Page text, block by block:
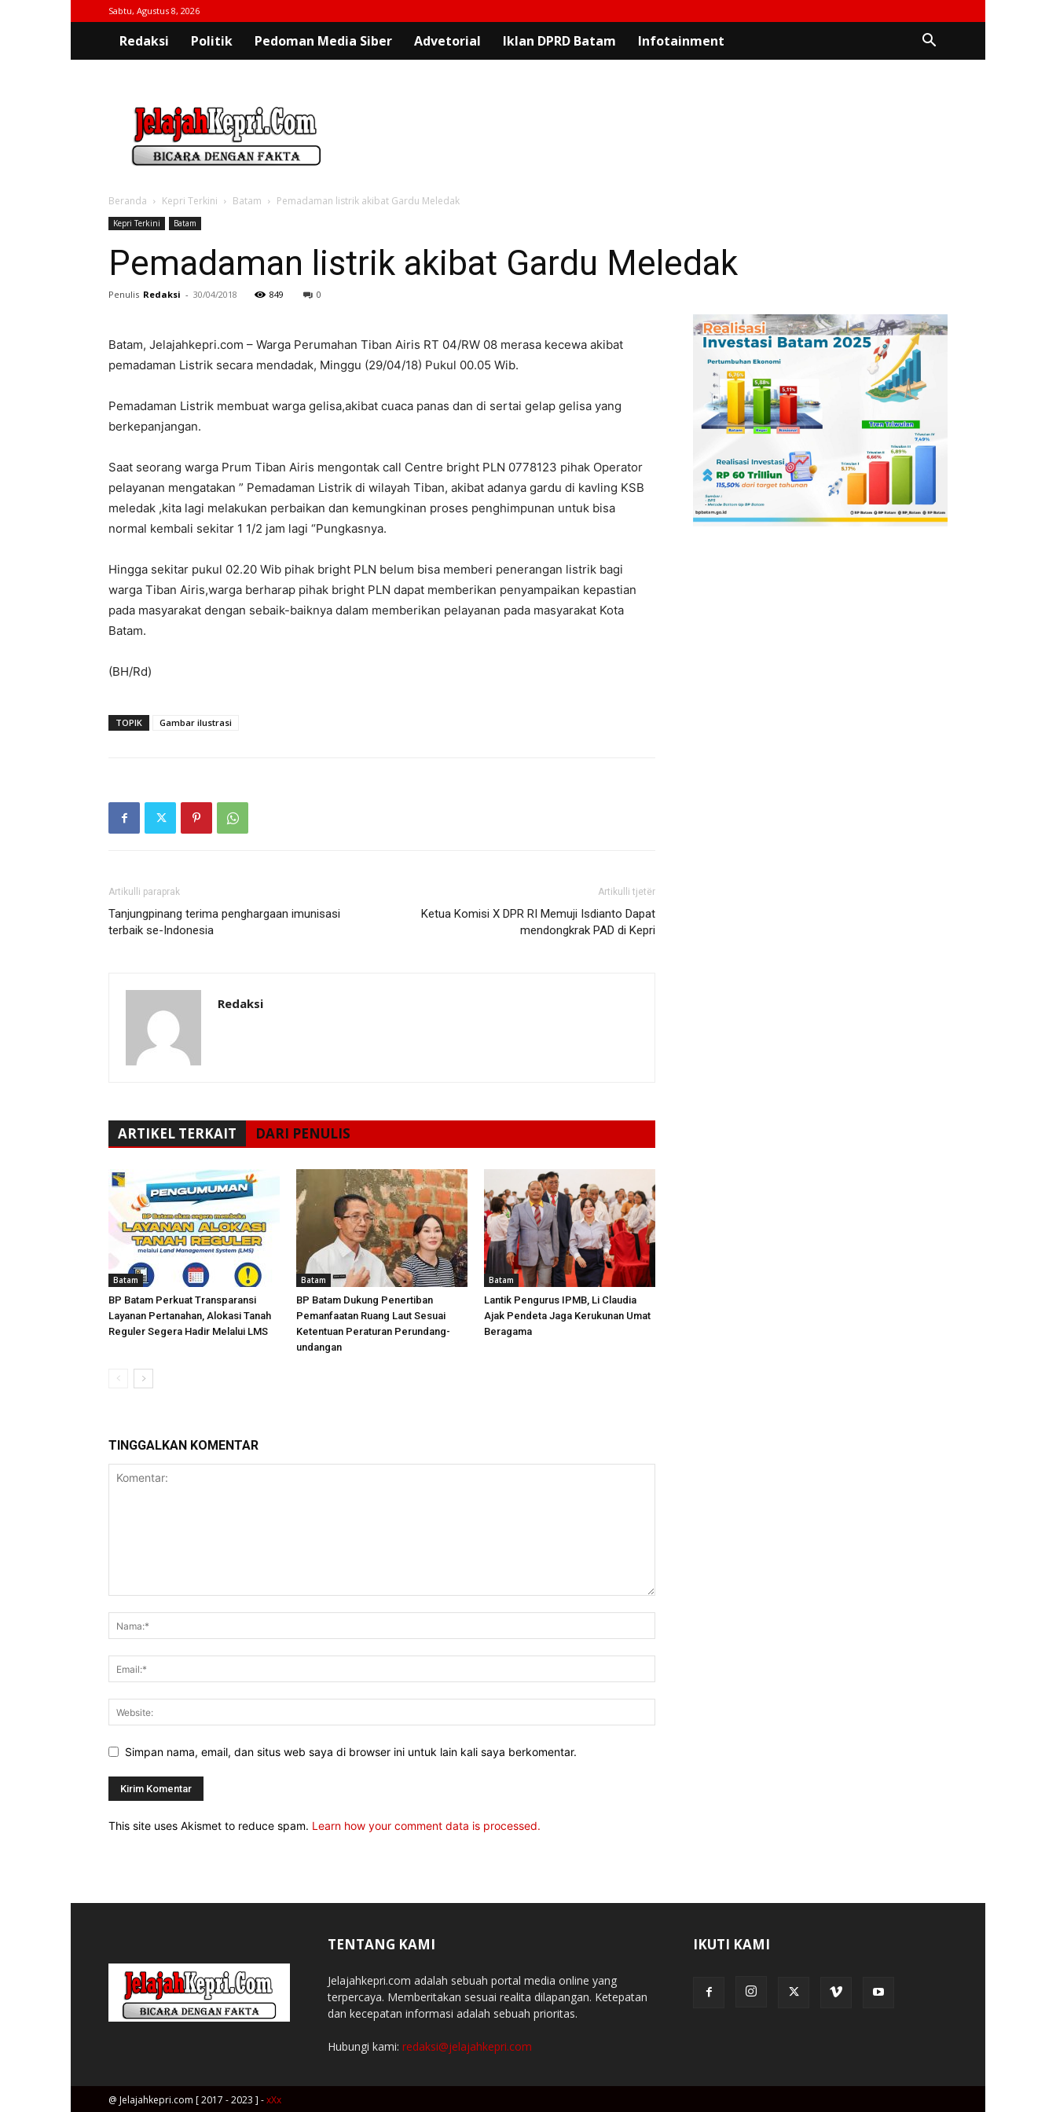
Sabtu, Agustus 8, 2026
Redaksi Politik Pedoman Media Siber Advetorial Iklan DPRD Batam Infotainment
Beranda Kepri Terkini Batam Pemadaman listrik akibat Gardu Meledak
Kepri Terkini Batam
Pemadaman listrik akibat Gardu Meledak
Penulis Redaksi - 30/04/2018 849 0
Batam, Jelajahkepri.com – Warga Perumahan Tiban Airis RT 04/RW 08 merasa kecewa akibat
pemadaman Listrik secara mendadak, Minggu (29/04/18) Pukul 00.05 Wib.
Pemadaman Listrik membuat warga gelisa,akibat cuaca panas dan di sertai gelap gelisa yang
berkepanjangan.
Saat seorang warga Prum Tiban Airis mengontak call Centre bright PLN 0778123 pihak Operator
pelayanan mengatakan ” Pemadaman Listrik di wilayah Tiban, akibat adanya gardu di kavling KSB
meledak ,kita lagi melakukan perbaikan dan kemungkinan proses penghimpunan untuk bisa
normal kembali sekitar 1 1/2 jam lagi “Pungkasnya.
Hingga sekitar pukul 02.20 Wib pihak bright PLN belum bisa memberi penerangan listrik bagi
warga Tiban Airis,warga berharap pihak bright PLN dapat memberikan penyampaikan kepastian
pada masyarakat dengan sebaik-baiknya dalam memberikan pelayanan pada masyarakat Kota
Batam.
(BH/Rd)
TOPIK Gambar ilustrasi
Artikulli paraprak
Tanjungpinang terima penghargaan imunisasi
terbaik se-Indonesia
Artikulli tjetër
Ketua Komisi X DPR RI Memuji Isdianto Dapat
mendongkrak PAD di Kepri
Redaksi
ARTIKEL TERKAIT DARI PENULIS
Batam
BP Batam Perkuat Transparansi
Layanan Pertanahan, Alokasi Tanah
Reguler Segera Hadir Melalui LMS
Batam
BP Batam Dukung Penertiban
Pemanfaatan Ruang Laut Sesuai
Ketentuan Peraturan Perundang-
undangan
Batam
Lantik Pengurus IPMB, Li Claudia
Ajak Pendeta Jaga Kerukunan Umat
Beragama
TINGGALKAN KOMENTAR
Simpan nama, email, dan situs web saya di browser ini untuk lain kali saya berkomentar.
This site uses Akismet to reduce spam. Learn how your comment data is processed.
TENTANG KAMI
Jelajahkepri.com adalah sebuah portal media online yang
terpercaya. Memberitakan sesuai realita dilapangan. Ketepatan
dan kecepatan informasi adalah sebuah prioritas.
Hubungi kami: redaksi@jelajahkepri.com
IKUTI KAMI
@ Jelajahkepri.com [ 2017 - 2023 ] -xXx